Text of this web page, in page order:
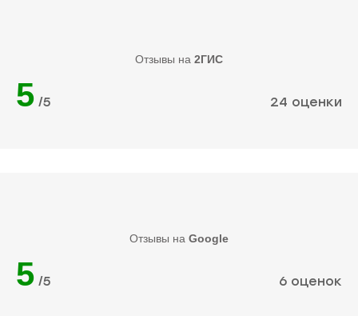
Отзывы на 2ГИС
5 /5 24 оценки
Отзывы на Google
5 /5 6 оценок